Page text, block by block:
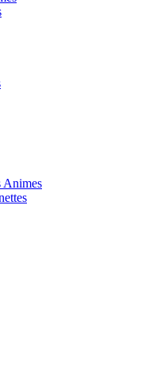
Animes